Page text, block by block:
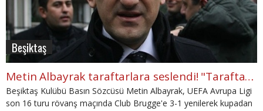
Beşiktaş
Metin Albayrak taraftarlara seslendi! "Taraftar olmak..."
Beşiktaş Kulübü Basın Sözcüsü Metin Albayrak, UEFA Avrupa Ligi
son 16 turu rövanş maçında Club Brugge'e 3-1 yenilerek kupadan